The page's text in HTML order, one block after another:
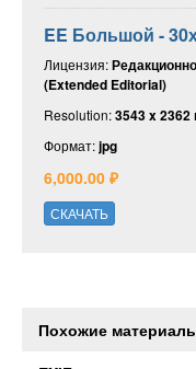
EE Большой -
Лицензия:
(Extended Editorial)
Resolution:3543 x 2362
Формат:jpg
6,000.00 ₽
СКАЧАТЬ
Похожие